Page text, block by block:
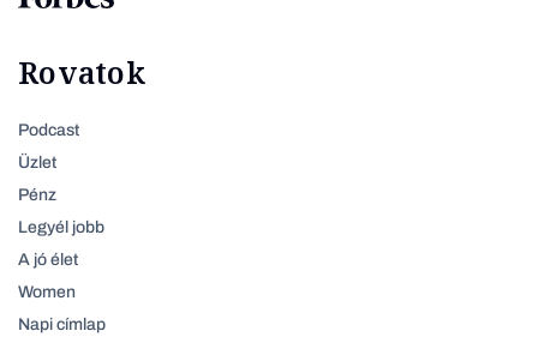
Rovatok
Podcast
Üzlet
Pénz
Legyél jobb
A jó élet
Women
Napi címlap